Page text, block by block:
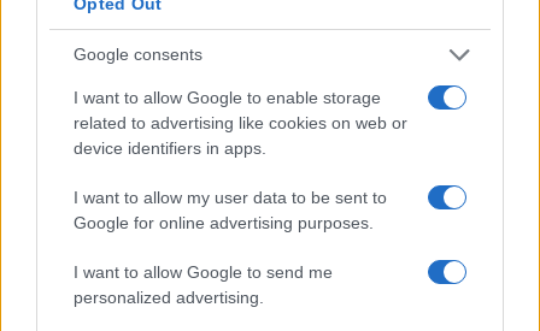
Google consents
I want to allow Google to enable storage
related to advertising like cookies on web or
device identifiers in apps.
I want to allow my user data to be sent to
Google for online advertising purposes.
I want to allow Google to send me
personalized advertising.
stipendio durante il periodo di studio, ammesso che
tu abbia già un lavoro. Nella maggior parte dei casi,
una volta completata l’istruzione e conseguito il
titolo, viene effettuata una revisione dello stipendio.
come tattica per passare a un lavoro più retribuito. I
medio della retribuzione durante il cambio di lavoro
è di circa il 10% in più rispetto al consueto aumento